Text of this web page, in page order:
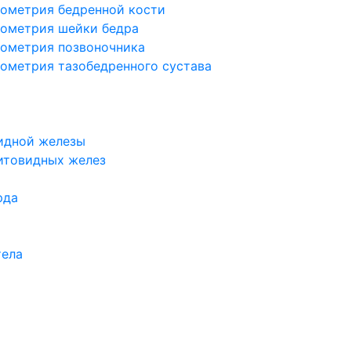
бедренной кости
шейки бедра
позвоночника
тазобедренного сустава
железы
желез